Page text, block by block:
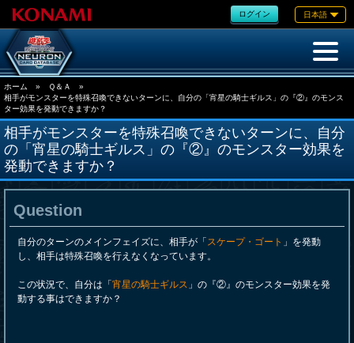
ログイン 日本語
ホーム » Ｑ＆Ａ
»
相手がモンスターを特殊召喚できないターンに、自分の「宵星の騎士ギルス」の『②』のモンス
ター効果を発動できますか？
相手がモンスターを特殊召喚できないターンに、自分
の「宵星の騎士ギルス」の『②』のモンスター効果を
発動できますか？
Question
自分のターンのメインフェイズに、相手が「 スケープ・ゴート 」を発動
し、相手は特殊召喚を行えなくなっています。
この状況で、自分は「 宵星の騎士ギルス 」の『②』のモンスター効果を発
動する事はできますか？